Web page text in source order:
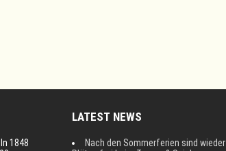
1848
LATEST NEWS
Nach den Sommerferien sind wieder